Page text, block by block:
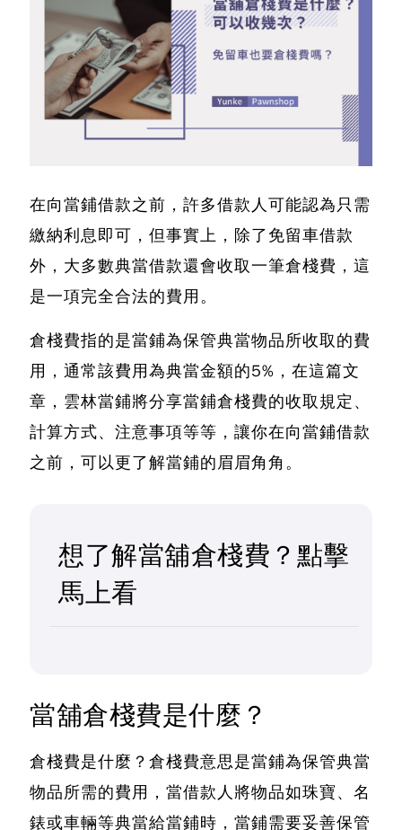
在向當鋪借款之前，許多借款人可能認為只需
繳納利息即可，但事實上，除了免留車借款
外，大多數典當借款還會收取一筆倉棧費 ，這
是一項完全合法的費用。
倉棧費指的是當鋪為保管典當物品所收取的費
用，通常該費用為典當金額的5% ，在這篇文
章，雲林當鋪將分享當鋪倉棧費的收取規定、
計算方式、注意事項等等，讓你在向當鋪借款
之前，可以更了解當鋪的眉眉角角。
想了解當舖倉棧費？點擊
馬上看
當舖倉棧費是什麼？
倉棧費是什麼？ 倉棧費意思是當鋪為保管典當
物品所需的費用，當借款人將物品如珠寶、名
錶或車輛等典當給當鋪時，當鋪需要妥善保管